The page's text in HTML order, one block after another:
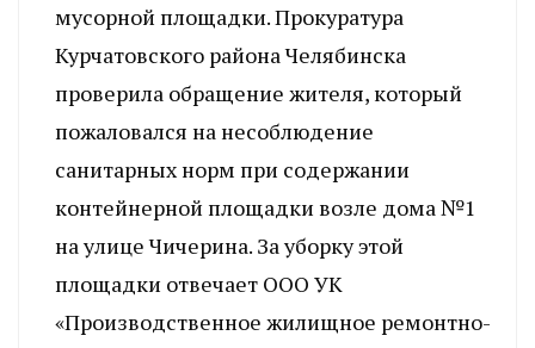
мусорной площадки. Прокуратура
Курчатовского района Челябинска
проверила обращение жителя, который
пожаловался на несоблюдение
санитарных норм при содержании
контейнерной площадки возле дома №1
на улице Чичерина. За уборку этой
площадки отвечает ООО УК
«Производственное жилищное ремонтно-